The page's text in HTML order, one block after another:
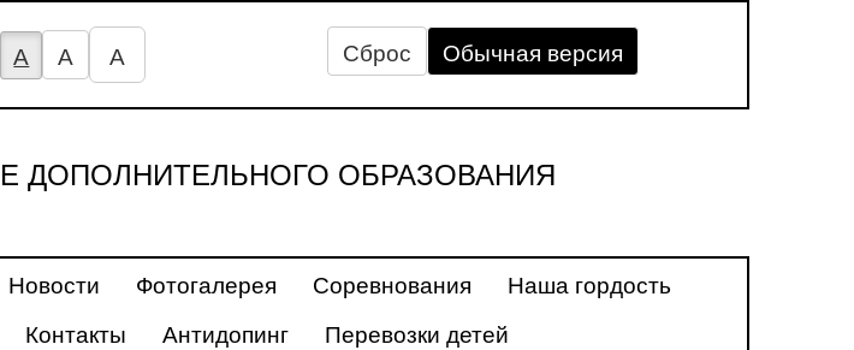
А А А Сброс Обычная версия
ОБРАЗОВАНИЯ
Новости Фотогалерея Соревнования
Наша гордость
Контакты Антидопинг
Перевозки детей